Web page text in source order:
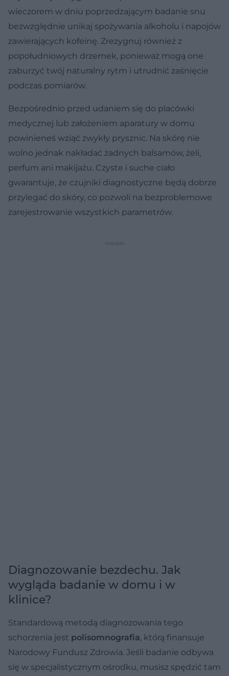
wieczorem w dniu poprzedzającym badanie snu
bezwzględnie unikaj spożywania alkoholu i napojów
zawierających kofeinę. Zrezygnuj również z
popołudniowych drzemek, ponieważ mogą one
zaburzyć twój naturalny rytm i utrudnić zaśnięcie
podczas pomiarów.
Bezpośrednio przed udaniem się do placówki
medycznej lub założeniem aparatury w domu
powinieneś wziąć zwykły prysznic. Na skórę nie
wolno jednak nakładać żadnych balsamów, żeli,
perfum ani makijażu. Czyste i suche ciało
gwarantuje, że czujniki diagnostyczne będą dobrze
przylegać do skóry, co pozwoli na bezproblemowe
zarejestrowanie wszystkich parametrów.
Diagnozowanie bezdechu. Jak
wygląda badanie w domu i w
klinice?
Standardową metodą diagnozowania tego
schorzenia jest polisomnografia, którą finansuje
Narodowy Fundusz Zdrowia. Jeśli badanie odbywa
się w specjalistycznym ośrodku, musisz spędzić tam